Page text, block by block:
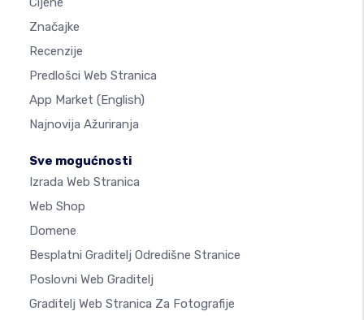
Značajke
Recenzije
Predlošci Web Stranica
App Market (English)
Najnovija Ažuriranja
Sve mogućnosti
Izrada Web Stranica
Web Shop
Domene
Besplatni Graditelj Odredišne Stranice
Poslovni Web Graditelj
Graditelj Web Stranica Za Fotografije